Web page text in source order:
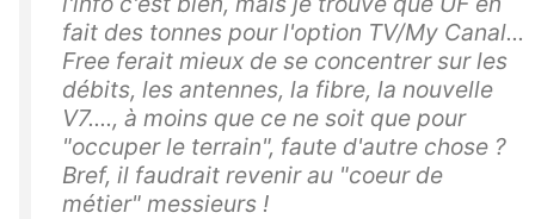
fait des tonnes pour l'option TV/My Canal...
Free ferait mieux de se concentrer sur les
débits, les antennes, la fibre, la nouvelle
V7...., à moins que ce ne soit que pour
"occuper le terrain", faute d'autre chose ?
Bref, il faudrait revenir au "coeur de
métier" messieurs !